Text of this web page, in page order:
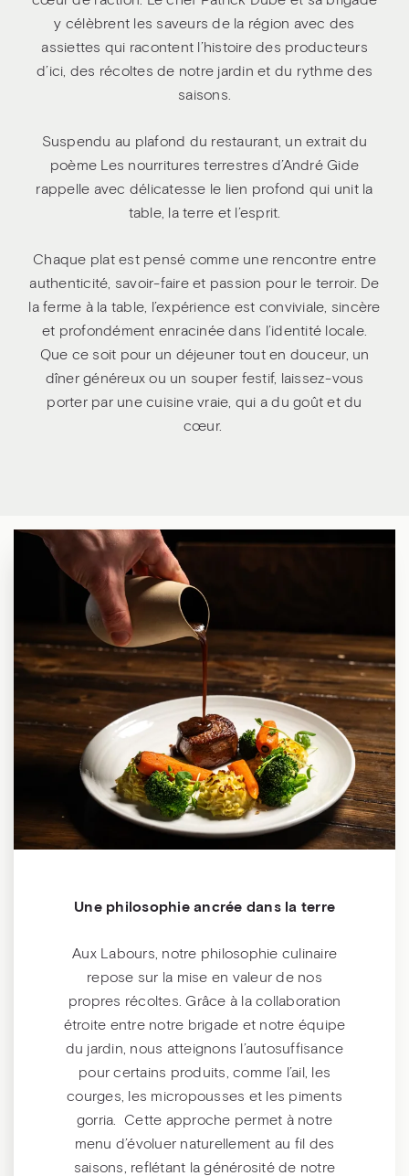
y célèbrent les saveurs de la région avec des
assiettes qui racontent l’histoire des producteurs
d’ici, des récoltes de notre jardin et du rythme des
saisons.
Suspendu au plafond du restaurant, un extrait du
poème Les nourritures terrestres d’André Gide
rappelle avec délicatesse le lien profond qui unit la
table, la terre et l’esprit.
Chaque plat est pensé comme une rencontre entre
authenticité, savoir-faire et passion pour le terroir. De
la ferme à la table, l’expérience est conviviale, sincère
et profondément enracinée dans l’identité locale.
Que ce soit pour un déjeuner tout en douceur, un
dîner généreux ou un souper festif, laissez-vous
porter par une cuisine vraie, qui a du goût et du
cœur.
Une philosophie ancrée dans la terre
Aux Labours, notre philosophie culinaire
repose sur la mise en valeur de nos
propres récoltes. Grâce à la collaboration
étroite entre notre brigade et notre équipe
du jardin, nous atteignons l’autosuffisance
pour certains produits, comme l’ail, les
courges, les micropousses et les piments
gorria. Cette approche permet à notre
menu d’évoluer naturellement au fil des
saisons, reflétant la générosité de notre